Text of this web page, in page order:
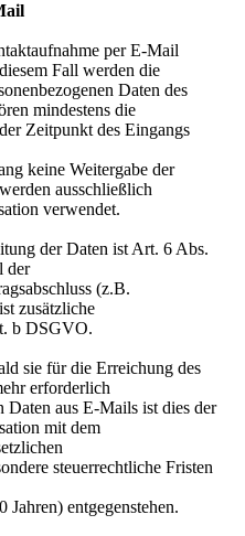
per E-Mail
Fall werden die
Daten des
mindestens die
Zeitpunkt des Eingangs
keine Weitergabe der
ausschließlich
verwendet.
der Daten ist Art. 6 Abs.
der
(z.B.
zusätzliche
b DSGVO.
sie für die Erreichung des
erforderlich
Daten aus E-Mails ist dies der
mit dem
steuerrechtliche Fristen
entgegenstehen.